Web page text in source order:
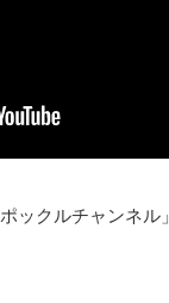
ックルチャンネ